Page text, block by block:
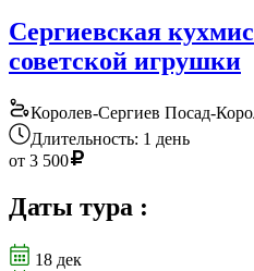
Сергиевская
советской игрушки
Королев-Сергиев Посад-
Длительность: 1 день
от 3 500
Даты тура :
18 дек